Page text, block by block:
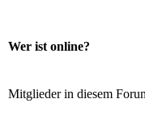
Wer ist online?
Mitglieder in diesem